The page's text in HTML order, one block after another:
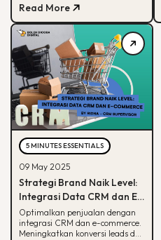
Read More
5 MINUTES ESSENTIALS
09 May 2025
Strategi Brand Naik Level:
Integrasi Data CRM dan E-
commerce
Optimalkan penjualan dengan
integrasi CRM dan e-commerce.
Meningkatkan konversi leads dan